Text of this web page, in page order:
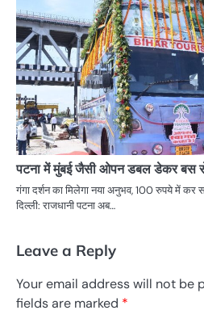
पटना में मुंबई जैसी ओपन डबल डेकर बस
गंगा दर्शन का मिलेगा नया अनुभव, 100 रुपये में कर
दिल्ली: राजधानी पटना अब…
Leave a Reply
Your email address will not be
fields are marked *